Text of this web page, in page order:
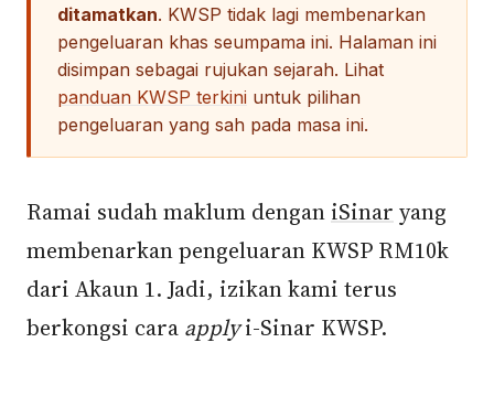
ditamatkan. KWSP tidak lagi membenarkan
pengeluaran khas seumpama ini. Halaman ini
disimpan sebagai rujukan sejarah. Lihat
panduan KWSP terkini untuk pilihan
pengeluaran yang sah pada masa ini.
Ramai sudah maklum dengan iSinar yang
membenarkan pengeluaran KWSP RM10k
dari Akaun 1. Jadi, izikan kami terus
berkongsi cara applyi-Sinar KWSP.